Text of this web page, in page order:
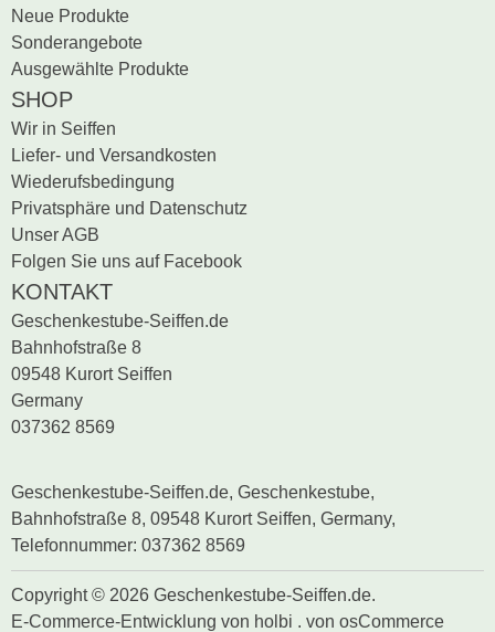
Neue Produkte
Sonderangebote
Ausgewählte Produkte
SHOP
Wir in Seiffen
Liefer- und Versandkosten
Wiederufsbedingung
Privatsphäre und Datenschutz
Unser AGB
Folgen Sie uns auf Facebook
KONTAKT
Geschenkestube-Seiffen.de
Bahnhofstraße 8
09548 Kurort Seiffen
Germany
037362 8569
Copyright © 2026 Geschenkestube-Seiffen.de.
E-Commerce-Entwicklung von holbi . von osCommerce
Geschenkestube-Seiffen.de, Geschenkestube,
Bahnhofstraße 8, 09548 Kurort Seiffen, Germany,
Telefonnummer: 037362 8569